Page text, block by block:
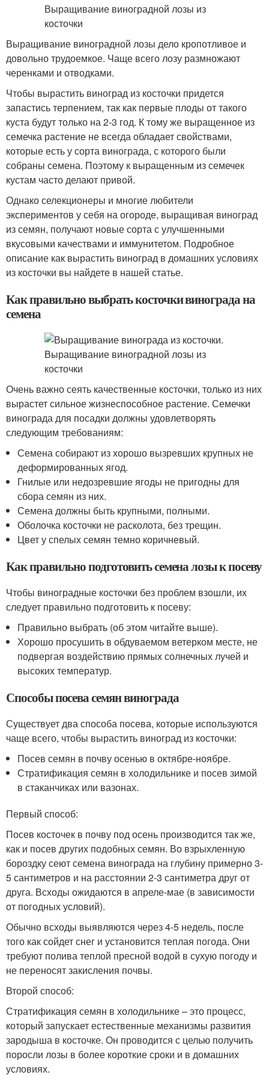
Выращивание виноградной лозы дело кропотливое и
довольно трудоемкое. Чаще всего лозу размножают
черенками и отводками.
Чтобы вырастить виноград из косточки придется
запастись терпением, так как первые плоды от такого
куста будут только на 2-3 год. К тому же выращенное из
семечка растение не всегда обладает свойствами,
которые есть у сорта винограда, с которого были
собраны семена. Поэтому к выращенным из семечек
кустам часто делают привой.
Однако селекционеры и многие любители
экспериментов у себя на огороде, выращивая виноград
из семян, получают новые сорта с улучшенными
вкусовыми качествами и иммунитетом. Подробное
описание как вырастить виноград в домашних условиях
из косточки вы найдете в нашей статье.
Как правильно выбрать косточки винограда на
семена
Очень важно сеять качественные косточки, только из них
вырастет сильное жизнеспособное растение. Семечки
винограда для посадки должны удовлетворять
следующим требованиям:
Семена собирают из хорошо вызревших крупных не
деформированных ягод.
Гнилые или недозревшие ягоды не пригодны для
сбора семян из них.
Семена должны быть крупными, полными.
Оболочка косточки не расколота, без трещин.
Цвет у спелых семян темно коричневый.
Как правильно подготовить семена лозы к посеву
Чтобы виноградные косточки без проблем взошли, их
следует правильно подготовить к посеву:
Правильно выбрать (об этом читайте выше).
Хорошо просушить в обдуваемом ветерком месте, не
подвергая воздействию прямых солнечных лучей и
высоких температур.
Способы посева семян винограда
Существует два способа посева, которые используются
чаще всего, чтобы вырастить виноград из косточки:
Посев семян в почву осенью в октябре-ноябре.
Стратификация семян в холодильнике и посев зимой
в стаканчиках или вазонах.
Первый способ:
Посев косточек в почву под осень производится так же,
как и посев других подобных семян. Во взрыхленную
бороздку сеют семена винограда на глубину примерно 3-
5 сантиметров и на расстоянии 2-3 сантиметра друг от
друга. Всходы ожидаются в апреле-мае (в зависимости
от погодных условий).
Обычно всходы выявляются через 4-5 недель, после
того как сойдет снег и установится теплая погода. Они
требуют полива теплой пресной водой в сухую погоду и
не переносят закисления почвы.
Второй способ:
Стратификация семян в холодильнике – это процесс,
который запускает естественные механизмы развития
зародыша в косточке. Он проводится с целью получить
поросли лозы в более короткие сроки и в домашних
условиях.